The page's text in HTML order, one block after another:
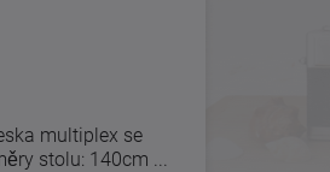
multiplex se
stolu: 140cm ...